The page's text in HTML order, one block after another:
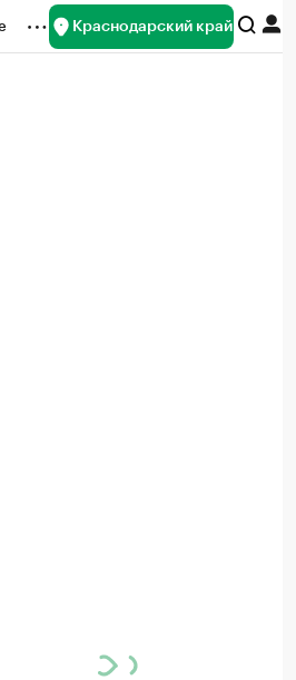
Краснодарский край